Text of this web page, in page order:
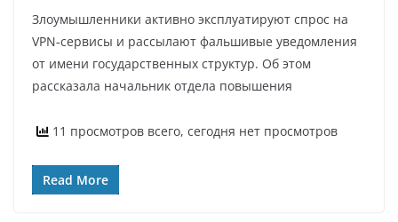
Злоумышленники активно эксплуатируют спрос на
VPN‑сервисы и рассылают фальшивые уведомления
от имени государственных структур. Об этом
рассказала начальник отдела повышения
11 просмотров всего, сегодня нет просмотров
Read More